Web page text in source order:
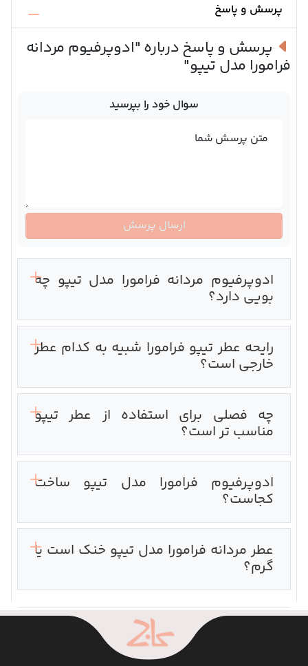
پرسش و پاسخ
پرسش و پاسخ درباره "ادوپرفیوم مردانه
فرامورا مدل تیپو"
ادوپرفیوم مردانه فرامورا مدل تیپو چه
بویی دارد؟
رایحه عطر تیپو فرامورا شبیه به کدام عطر
خارجی است؟
چه فصلی برای استفاده از عطر تیپو
مناسب تر است؟
ادوپرفیوم فرامورا مدل تیپو ساخت
کجاست؟
عطر مردانه فرامورا مدل تیپو خنک است یا
گرم؟
سوال خود را بپرسید
متن پرسش شما
ارسال پرسش